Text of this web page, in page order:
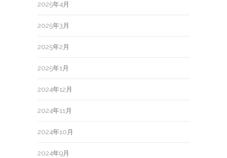
2025年4月
2025年3月
2025年2月
2025年1月
2024年12月
2024年11月
2024年10月
2024年9月